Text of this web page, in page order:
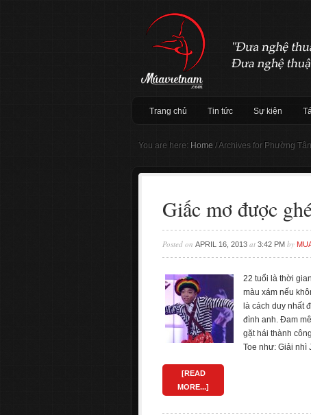
Trang chủ Tin tức Sự kiện
You are here: Home /Archives for Phường
Giấc mơ được
Posted on APRIL 16, 2013 at 3:42 PM by
22 tuổi là thời
màu xám nếu
là cách duy nhất
đình anh. Đam
gặt hái thành
Toe như: Giải nhì
[READ
MORE...]